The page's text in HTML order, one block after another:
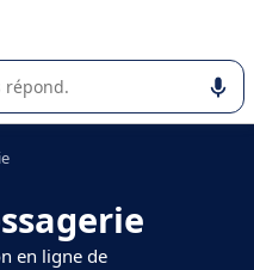
ou la sélection de
en ligne de